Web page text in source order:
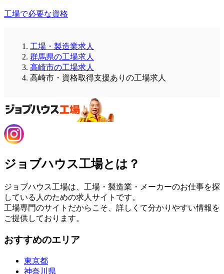
工場で必要な資格
工場・製造業求人
群馬県の工場求人
高崎市の工場求人
高崎市・資格取得支援ありの工場求人
ジョブハウス工場とは？
ジョブハウス工場は、工場・製造業・メーカーのお仕事を探
している人のための求人サイトです。
工場専門のサイトだからこそ、詳しくて分かりやすい情報を
ご提供しております。
おすすめのエリア
東京都
神奈川県